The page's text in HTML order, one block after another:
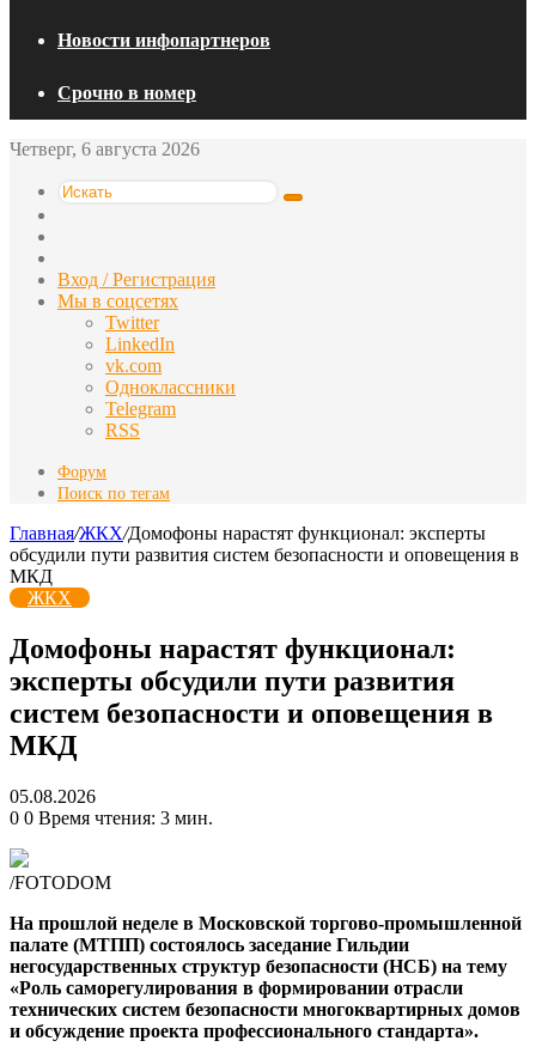
Новости инфопартнеров
Срочно в номер
Четверг, 6 августа 2026
Искать
статья
Вход / Регистрация
Мы в соцсетях
Twitter
LinkedIn
vk.com
Одноклассники
Telegram
RSS
Форум
Поиск по тегам
Главная/ЖКХ/Домофоны нарастят функционал: эксперты
обсудили пути развития систем безопасности и оповещения в
МКД
ЖКХ
Домофоны нарастят функционал:
эксперты обсудили пути развития
систем безопасности и оповещения в
МКД
05.08.2026
0 0 Время чтения: 3 мин.
/FOTODOM
На прошлой неделе в Московской торгово-промышленной
палате (МТПП) состоялось заседание Гильдии
негосударственных структур безопасности (НСБ) на тему
«Роль саморегулирования в формировании отрасли
технических систем безопасности многоквартирных домов
и обсуждение проекта профессионального стандарта».